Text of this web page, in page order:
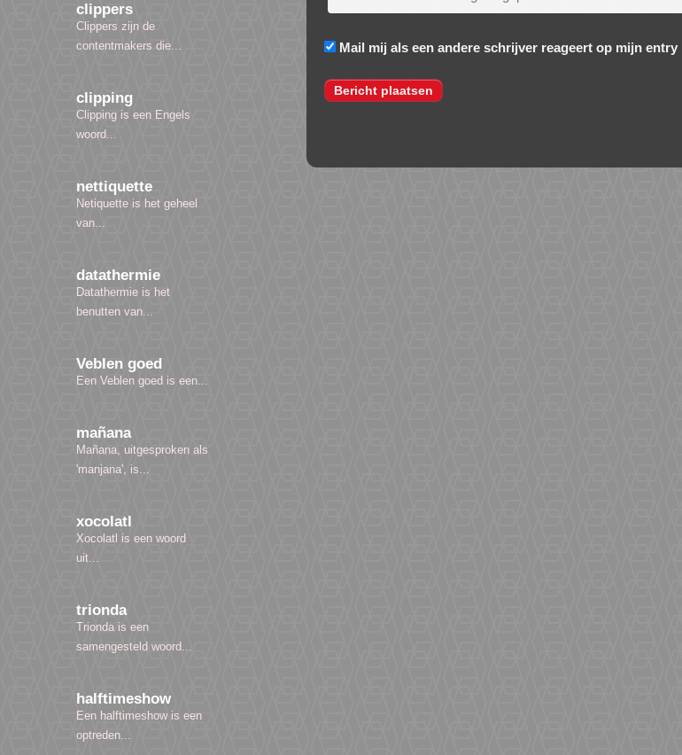
clippers
Clippers zijn de
contentmakers die...
clipping
Clipping is een Engels
woord...
nettiquette
Netiquette is het geheel
van...
datathermie
Datathermie is het
benutten van...
Veblen goed
Een Veblen goed is een...
mañana
Mañana, uitgesproken als
'manjana', is...
xocolatl
Xocolatl is een woord
uit...
trionda
Trionda is een
samengesteld woord...
halftimeshow
Een halftimeshow is een
optreden...
Mail mij als een andere schrijver reageert op mijn entry